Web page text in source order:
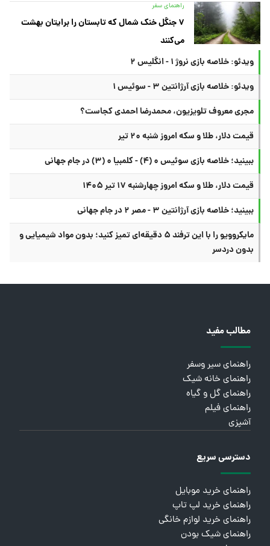
راهنمای سفر
۷ جنگل خنک شمال که تابستان را برایتان بهشت
می‌کنند
ویدئو: خلاصه بازی نروژ ۱ - انگلیس ۲
ویدئو: خلاصه بازی آرژانتین ۳ - سوئیس ۱
مجری معروف تلویزیون، محمدرضا احمدی کجاست؟
قیمت دلار، طلا و سکه امروز شنبه ۲۰ تیر
ببینید؛ خلاصه بازی سوئیس ۰ (۴) - کلمبیا ۰ (۳) در جام جهانی
قیمت دلار، طلا و سکه امروز چهارشنبه ۱۷ تیر ۱۴۰۵
ببینید؛ خلاصه بازی آرژانتین ۳ - مصر ۲ در جام جهانی
مایکروویو را با این ترفند ۵ دقیقه‌ای تمیز کنید؛ بدون مواد شیمیایی و
بدون دردسر
مطالب مفید
راهنمای سیر وسفر
راهنمای خانه شیک
راهنمای گل و گیاه
راهنمای فیلم
آشپزی
دسترسی سریع
راهنمای خرید موبایل
راهنمای خرید لپ تاپ
راهنمای خرید لوازم خانگی
راهنمای شیک بودن